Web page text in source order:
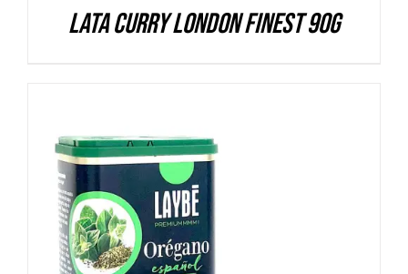
Lata Curry London Finest 90g
DETALLES